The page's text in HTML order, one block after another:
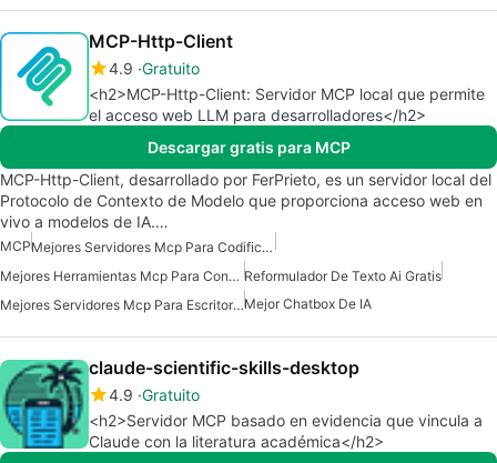
MCP-Http-Client
4.9 Gratuito
<h2>MCP-Http-Client: Servidor MCP local que permite
el acceso web LLM para desarrolladores</h2>
Descargar gratis para MCP
MCP-Http-Client, desarrollado por FerPrieto, es un servidor local del
Protocolo de Contexto de Modelo que proporciona acceso web en
vivo a modelos de IA.…
MCP
Mejores Servidores Mcp Para Codificación
Mejores Herramientas Mcp Para Construir Agentes De Ia Reformulador De Texto Ai Gratis
Mejores Servidores Mcp Para Escritorio ClaudeMejor Chatbox De IA
claude-scientific-skills-desktop
4.9 Gratuito
<h2>Servidor MCP basado en evidencia que vincula a
Claude con la literatura académica</h2>